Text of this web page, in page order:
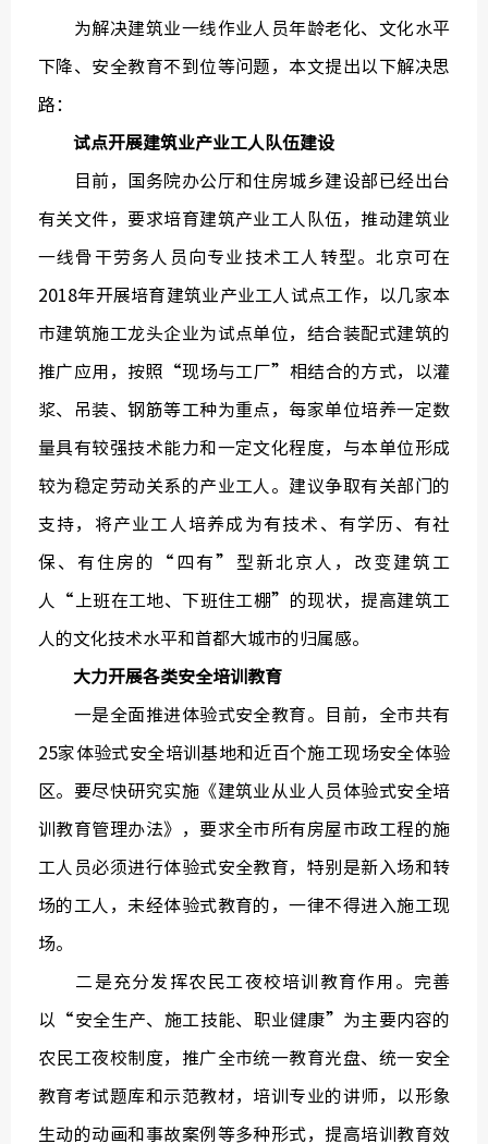
为解决建筑业一线作业人员年龄老化、文化水平
下降、安全教育不到位等问题，本文提出以下解决思
路：
试点开展建筑业产业工人队伍建设
目前，国务院办公厅和住房城乡建设部已经出台
有关文件，要求培育建筑产业工人队伍，推动建筑业
一线骨干劳务人员向专业技术工人转型。北京可在
2018年开展培育建筑业产业工人试点工作，以几家本
市建筑施工龙头企业为试点单位，结合装配式建筑的
推广应用，按照“现场与工厂”相结合的方式，以灌
浆、吊装、钢筋等工种为重点，每家单位培养一定数
量具有较强技术能力和一定文化程度，与本单位形成
较为稳定劳动关系的产业工人。建议争取有关部门的
支持，将产业工人培养成为有技术、有学历、有社
保、有住房的“四有”型新北京人，改变建筑工
人“上班在工地、下班住工棚”的现状，提高建筑工
人的文化技术水平和首都大城市的归属感。
大力开展各类安全培训教育
一是全面推进体验式安全教育。目前，全市共有
25家体验式安全培训基地和近百个施工现场安全体验
区。要尽快研究实施《建筑业从业人员体验式安全培
训教育管理办法》，要求全市所有房屋市政工程的施
工人员必须进行体验式安全教育，特别是新入场和转
场的工人，未经体验式教育的，一律不得进入施工现
场。
二是充分发挥农民工夜校培训教育作用。完善
以“安全生产、施工技能、职业健康”为主要内容的
农民工夜校制度，推广全市统一教育光盘、统一安全
教育考试题库和示范教材，培训专业的讲师，以形象
生动的动画和事故案例等多种形式，提高培训教育效